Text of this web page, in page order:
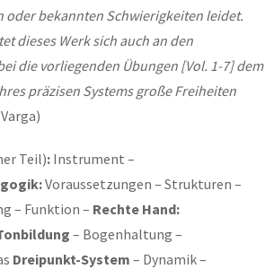
oder bekannten Schwierigkeiten leidet.
dieses Werk sich auch an den
die vorliegenden Übungen [Vol. 1-7] dem
präzisen Systems große Freiheiten
Teil): Instrument –
Voraussetzungen – Strukturen –
– Funktion – Rechte Hand:
– Bogenhaltung –
Dreipunkt-System – Dynamik –